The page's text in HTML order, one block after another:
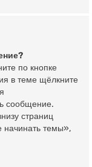
по кнопке
в теме щёлкните
сообщение.
страниц
темы»,